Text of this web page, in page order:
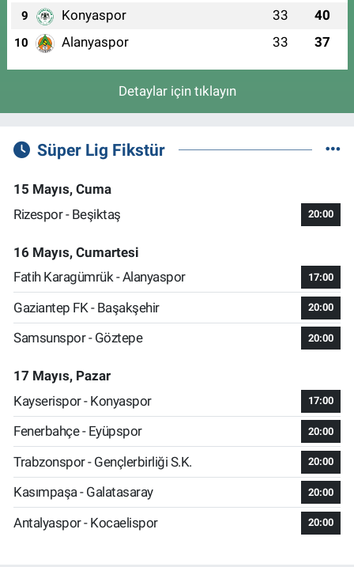
9 Konyaspor 33 40
10 Alanyaspor 33 37
Detaylar için tıklayın
Süper Lig Fikstür
15 Mayıs, Cuma
Rizespor - Beşiktaş
20:00
16 Mayıs, Cumartesi
Fatih Karagümrük - Alanyaspor
17:00
Gaziantep FK - Başakşehir 20:00
Samsunspor - Göztepe 20:00
17 Mayıs, Pazar
Kayserispor - Konyaspor
17:00
Fenerbahçe - Eyüpspor 20:00
Trabzonspor - Gençlerbirliği S.K. 20:00
Kasımpaşa - Galatasaray 20:00
Antalyaspor - Kocaelispor 20:00